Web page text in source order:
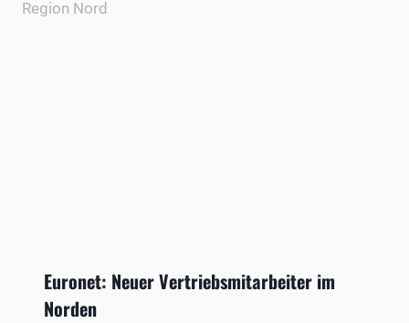
Euronet: Neuer Vertriebsmitarbeiter im
Norden